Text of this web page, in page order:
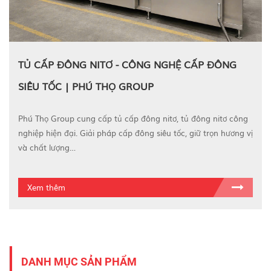
TỦ CẤP ĐÔNG NITƠ - CÔNG NGHỆ CẤP ĐÔNG
SIÊU TỐC | PHÚ THỌ GROUP
Phú Thọ Group cung cấp tủ cấp đông nitơ, tủ đông nitơ công
nghiệp hiện đại. Giải pháp cấp đông siêu tốc, giữ trọn hương vị
và chất lượng…
Xem thêm
DANH MỤC SẢN PHẨM